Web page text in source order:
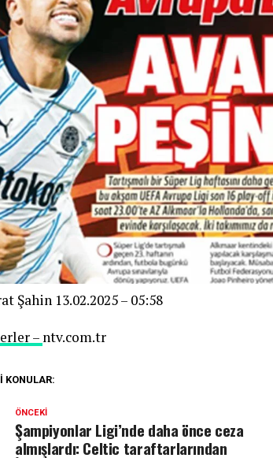
Şahin 13.02.2025 – 05:58
– ntv.com.tr
KONULAR:
ÖNCEKI
Şampiyonlar Ligi’nde daha önce ceza
almışlardı: Celtic taraftarlarından